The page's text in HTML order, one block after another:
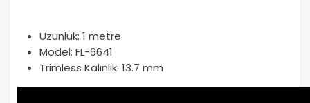
Uzunluk: 1 metre
Model: FL-6641
Trimless Kalınlık: 13.7 mm